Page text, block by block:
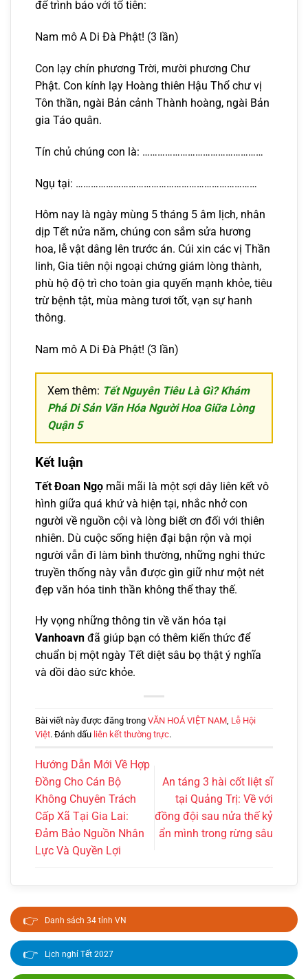
để trình báo với tổ tiên:
Nam mô A Di Đà Phật! (3 lần)
Con lạy chín phương Trời, mười phương Chư
Phật. Con kính lạy Hoàng thiên Hậu Thổ chư vị
Tôn thần, ngài Bản cảnh Thành hoàng, ngài Bản
gia Táo quân.
Tín chủ chúng con là: …………………………………………
Ngụ tại: ………………………………………………………………
Hôm nay là ngày mùng 5 tháng 5 âm lịch, nhân
dịp Tết nửa năm, chúng con sắm sửa hương
hoa, lễ vật dâng lên trước án. Cúi xin các vị Thần
linh, Gia tiên nội ngoại chứng giám lòng thành,
phù hộ độ trì cho toàn gia quyến mạnh khỏe, tiêu
trừ bệnh tật, mùa màng tươi tốt, vạn sự hanh
thông.
Nam mô A Di Đà Phật! (3 lần)
Xem thêm: Tết Nguyên Tiêu Là Gì? Khám
Phá Di Sản Văn Hóa Người Hoa Giữa Lòng
Quận 5
Kết luận
Tết Đoan Ngọ mãi mãi là một sợi dây liên kết vô
hình giữa quá khứ và hiện tại, nhắc nhở con
người về nguồn cội và lòng biết ơn đối với thiên
nhiên. Dù cuộc sống hiện đại bận rộn và mọi
người vẫn đi làm bình thường, những nghi thức
truyền thống này vẫn được gìn giữ như một nét
đẹp văn hóa tinh thần không thể thay thế.
Hy vọng những thông tin về văn hóa tại
Vanhoavn đã giúp bạn có thêm kiến thức để
chuẩn bị một ngày Tết diệt sâu bọ thật ý nghĩa
và dồi dào sức khỏe.
Bài viết này được đăng trong VĂN HOÁ VIỆT NAM Lễ Hội
Việt. Đánh dấu liên kết thường trực.
Hướng Dẫn Mới Về Hợp
Đồng Cho Cán Bộ
Không Chuyên Trách
Cấp Xã Tại Gia Lai:
Đảm Bảo Nguồn Nhân
Lực Và Quyền Lợi
An táng 3 hài cốt liệt sĩ
tại Quảng Trị: Về với
đồng đội sau nửa thế kỷ
ẩn mình trong rừng sâu
👉 Danh sách 34 tỉnh VN
👉 Lịch nghỉ Tết 2027